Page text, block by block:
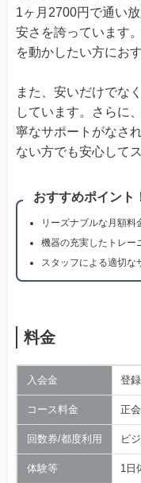
1ヶ月2700円で通い
安さを誇っています
を動かしたい方にお
また、安いだけでな
しています。さらに
寧なサポートがなさ
ない方でも安心して
おすすめポイント
リーズナブルな月額料
機器の充実したトレー
スタッフによる適切な
料金
入会金 登
コース料金 正
回数券/都度利用 ビ
体験等 1日